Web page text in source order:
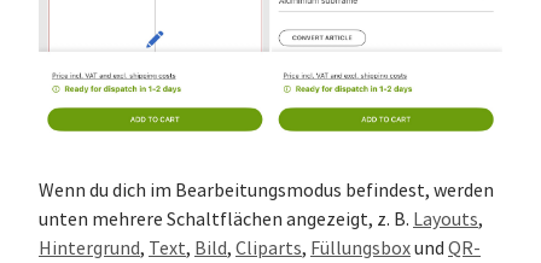
Wenn du dich im Bearbeitungsmodus befindest, werden
unten mehrere Schaltflächen angezeigt, z. B. Layouts,
Hintergrund, Text, Bild, Cliparts, Füllungsboxund QR-